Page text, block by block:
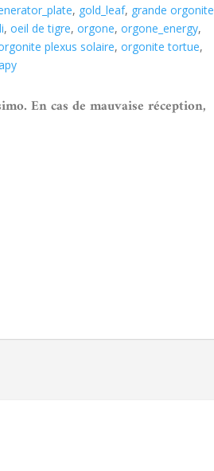
, gold_leaf, grande orgonite
, oeil de tigre, orgone, orgone_energy,
plexus solaire, orgonite tortue,
En cas de mauvaise réception,